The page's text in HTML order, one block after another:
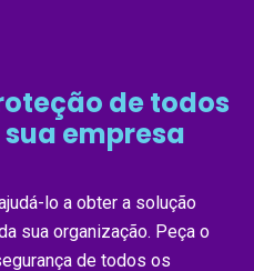
de todos
empresa
lo a obter a solução
sua organização. Peça o
de todos os